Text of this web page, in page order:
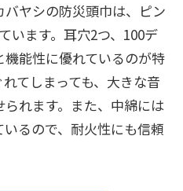
ヤシの防災頭巾は、ピン
います。耳穴2つ、100デ
能性に優れているのが特
てしまっても、大きな音
れます。また、中綿には
るので、耐火性にも信頼